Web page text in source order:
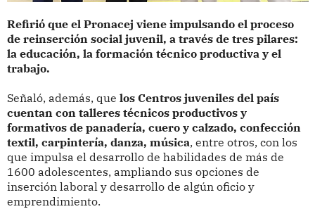
Refirió que el Pronacej viene impulsando el proceso
de reinserción social juvenil, a través de tres pilares:
la educación, la formación técnico productiva y el
trabajo.
Señaló, además, que los Centros juveniles del país
cuentan con talleres técnicos productivos y
formativos de panadería, cuero y calzado, confección
textil, carpintería, danza, música, entre otros, con los
que impulsa el desarrollo de habilidades de más de
1600 adolescentes, ampliando sus opciones de
inserción laboral y desarrollo de algún oficio y
emprendimiento.